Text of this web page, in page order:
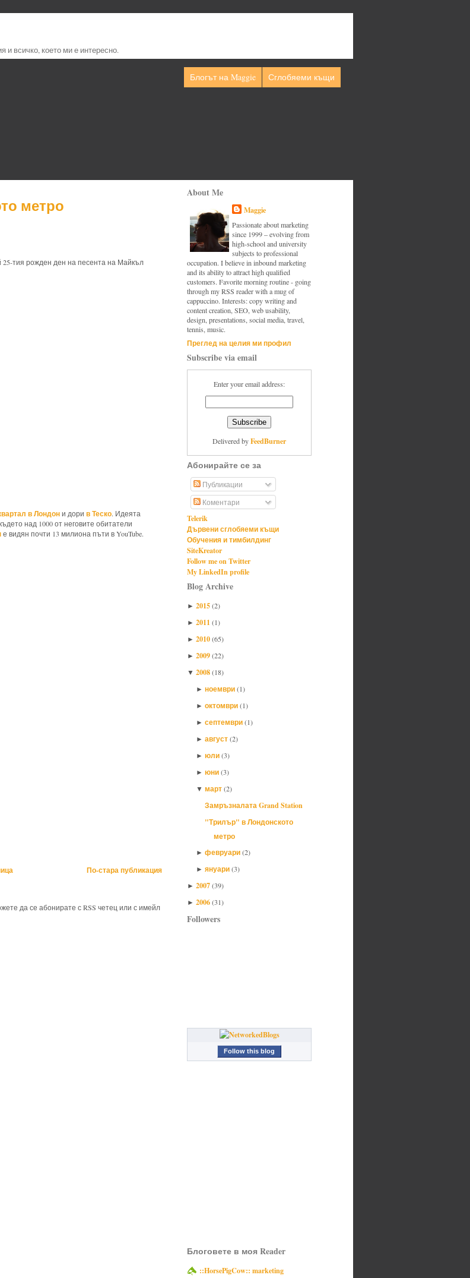
и всичко, което ми е интересно.
Блогът на Maggie Сглобяеми къщи
метро
25-тия рожден ден на песента на Майкъл
в Лондони дори в Теско. Идеята
над 1000 от неговите обитатели
е видян почти 13 милиона пъти в YouTube.
По-стара публикация
да се абонирате с RSS четец или с имейл
About Me
Maggie
Passionate about marketing
since 1999 – evolving from
high-school and university
subjects to professional
occupation. I believe in inbound marketing
and its ability to attract high qualified
customers. Favorite morning routine - going
through my RSS reader with a mug of
cappuccino. Interests: copy writing and
content creation, SEO, web usability,
design, presentations, social media, travel,
tennis, music.
Преглед на целия ми профил
Subscribe via email
Enter your email address:
Delivered byFeedBurner
Абонирайте се за
Публикации
Коментари
Telerik
Дървени сглобяеми къщи
Обучения и тимбилдинг
SiteKreator
Follow me on Twitter
My LinkedIn profile
Blog Archive
► 2015(2)
► 2011(1)
► 2010(65)
► 2009(22)
▼ 2008(18)
► ноември(1)
► октомври(1)
► септември(1)
► август(2)
► юли(3)
► юни(3)
▼ март(2)
Замръзналата Grand Station
"Трилър" в Лондонското
метро
► февруари(2)
► януари(3)
► 2007(39)
► 2006(31)
Followers
Follow this blog
Блоговете в моя Reader
::HorsePigCow:: marketing